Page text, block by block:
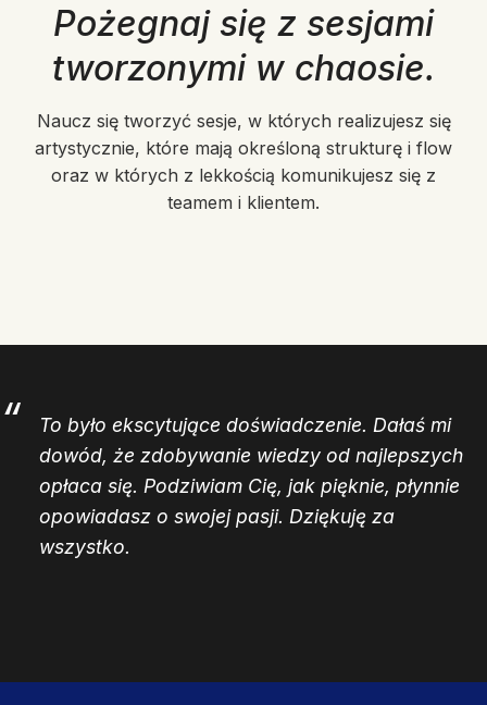
Pożegnaj się z sesjami
tworzonymi w chaosie.
Naucz się tworzyć sesje, w których realizujesz się
artystycznie, które mają określoną strukturę i flow
oraz w których z lekkością komunikujesz się z
teamem i klientem.
To było ekscytujące doświadczenie. Dałaś mi
dowód, że zdobywanie wiedzy od najlepszych
opłaca się. Podziwiam Cię, jak pięknie, płynnie
opowiadasz o swojej pasji. Dziękuję za
wszystko.